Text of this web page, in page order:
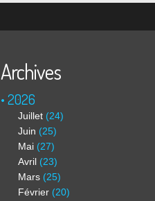
Archives
2026
Juillet (24)
Juin (25)
Mai (27)
Avril (23)
Mars (25)
Février (20)